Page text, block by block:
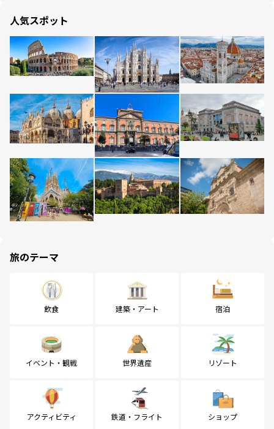
人気スポット
旅のテーマ
飲食 建築・アート 宿泊
イベント・観戦 世界遺産 リゾート
アクティビティ 鉄道・フライト ショップ